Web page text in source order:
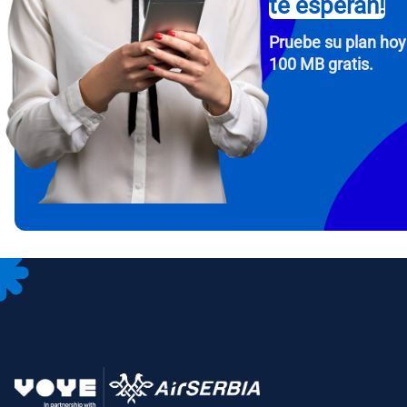
To
Then,
in
te esperan!
Pruebe su plan
100 MB gratis.